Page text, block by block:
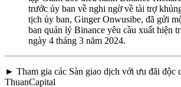
trước ủy ban về nghi ngờ về tài trợ
tịch ủy ban, Ginger Onwusibe, đã gửi
ban quản lý Binance yêu cầu xuất hiện
ngày 4 tháng 3 năm 2024.
► Tham gia các Sàn giao dịch với ưu đãi độc
ThuanCapital